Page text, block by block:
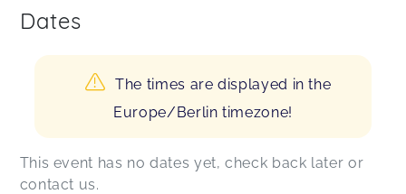
Dates
The times are displayed in the
Europe/Berlin timezone!
This event has no dates yet, check back later or
contact us.